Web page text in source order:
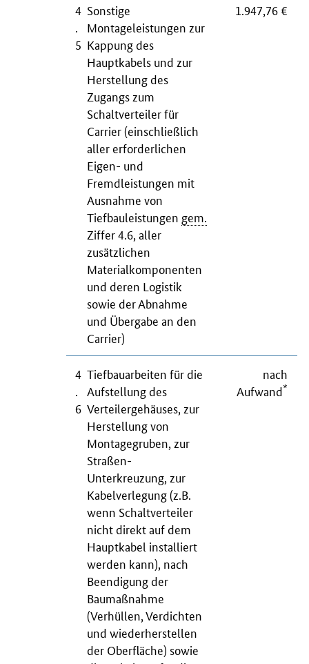
4
5
Sonstige
Montageleistungen zur
Kappung des
Hauptkabels und zur
Herstellung des
Zugangs zum
Schaltverteiler für
Carrier(einschließlich
aller erforderlichen
Eigen- und
Fremdleistungen mit
Ausnahme von
Tiefbauleistungen gem.
Ziffer 4.6, aller
zusätzlichen
Materialkomponenten
und deren Logistik
sowie der Abnahme
und Übergabe an den
Carrier)
1.947,76 €
4
6
Tiefbauarbeiten für die
Aufstellung des
Verteilergehäuses, zur
Herstellung von
Montagegruben, zur
Straßen-
Unterkreuzung, zur
Kabelverlegung (z.B.
wenn Schaltverteiler
nicht direkt auf dem
Hauptkabel installiert
werden kann), nach
Beendigung der
Baumaßnahme
(Verhüllen, Verdichten
und wiederherstellen
der Oberfläche) sowie
nach
Aufwand*